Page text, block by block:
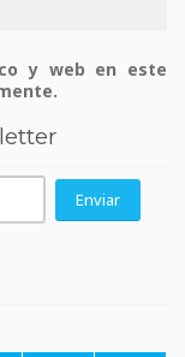
y web en este